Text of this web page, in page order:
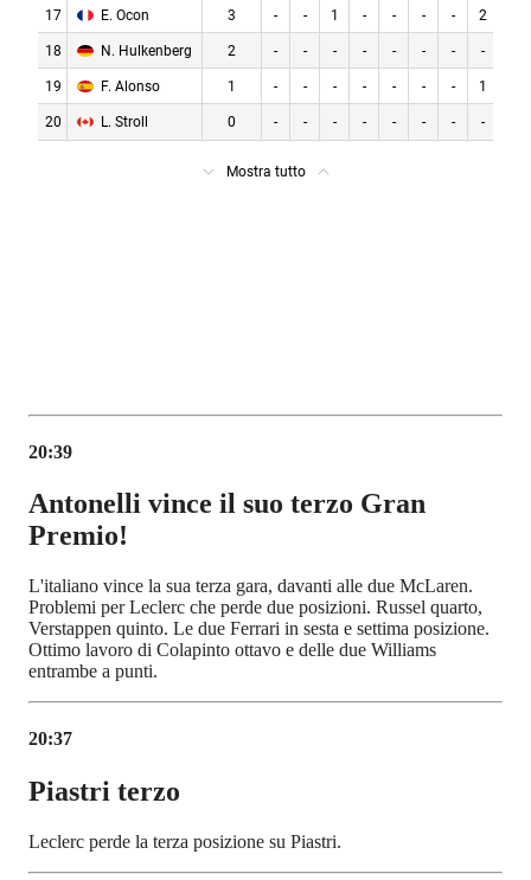
20:39
Antonelli vince il suo terzo Gran
Premio!
L'italiano vince la sua terza gara, davanti alle due McLaren.
Problemi per Leclerc che perde due posizioni. Russel quarto,
Verstappen quinto. Le due Ferrari in sesta e settima posizione.
Ottimo lavoro di Colapinto ottavo e delle due Williams
entrambe a punti.
20:37
Piastri terzo
Leclerc perde la terza posizione su Piastri.